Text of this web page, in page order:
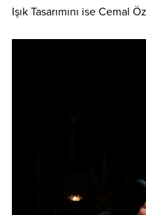
Işık Tasarımını ise Cemal